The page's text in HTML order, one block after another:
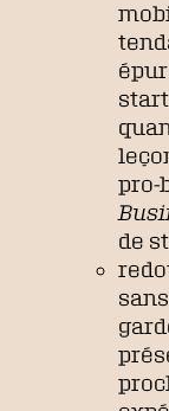
de